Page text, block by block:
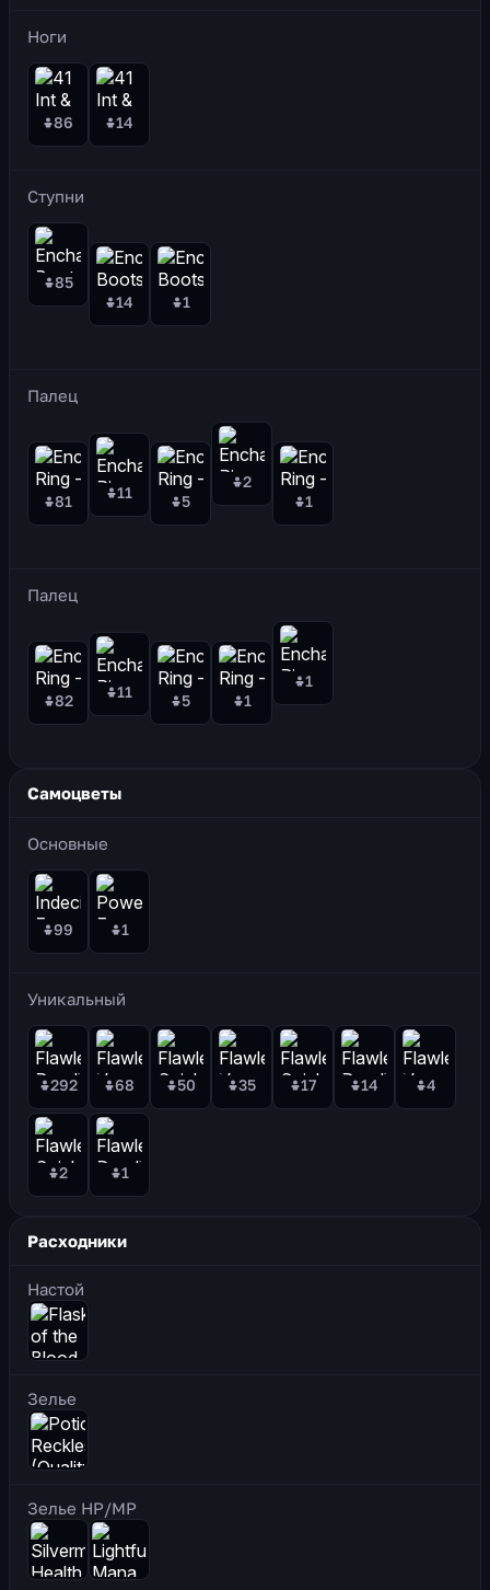
Ноги
86 14
Ступни
85
14
1
Палец
81 11 5
2
1
Палец
82 11 5 1
1
Самоцветы
Основные
99 1
Уникальный
292 68 50 35 17 14 4
2 1
Расходники
Настой
Зелье
Зелье HP/MP